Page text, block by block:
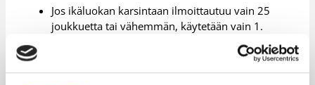
Jos ikäluokan karsintaan ilmoittautuu vain 25
joukkuetta tai vähemmän, käytetään vain 1.
Valtakunnallisen 1. karsintakierroksella karsitaan